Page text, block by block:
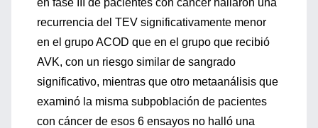
en fase III de pacientes con cáncer hallaron una
recurrencia del TEV significativamente menor
en el grupo ACOD que en el grupo que recibió
AVK, con un riesgo similar de sangrado
significativo, mientras que otro metaanálisis que
examinó la misma subpoblación de pacientes
con cáncer de esos 6 ensayos no halló una